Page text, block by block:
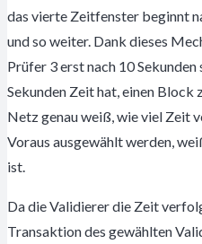
das vierte Zeitfenster beginnt
und so weiter. Dank dieses
Prüfer 3 erst nach 10
Sekunden Zeit hat, einen Block
Netz genau weiß, wie viel Zeit
Voraus ausgewählt werden,
ist.
Da die Validierer die Zeit
Transaktion des gewählten